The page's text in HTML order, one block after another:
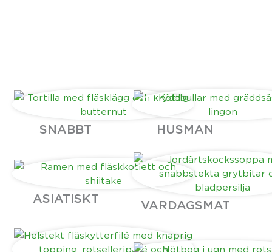
SNABBT HUSMAN
ASIATISKT VARDAGSMAT